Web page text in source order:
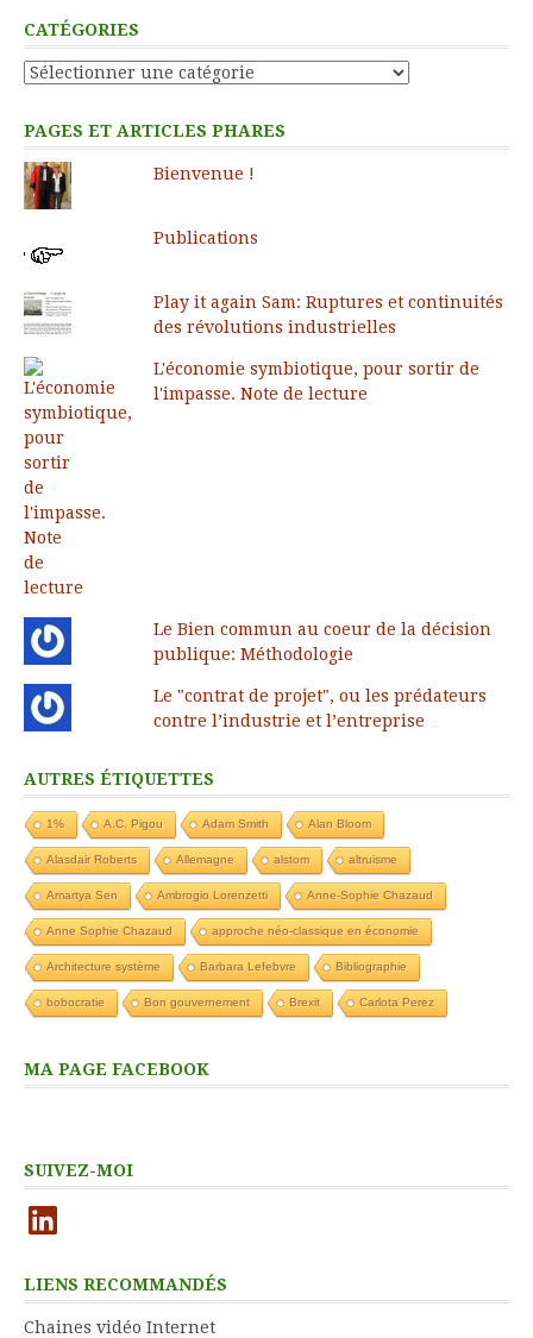
CATÉGORIES
Catégories
PAGES ET ARTICLES PHARES
Bienvenue !
Publications
Play it again Sam: Ruptures et continuités
des révolutions industrielles
L'économie symbiotique, pour sortir de
l'impasse. Note de lecture
Le Bien commun au coeur de la décision
publique: Méthodologie
Le "contrat de projet", ou les prédateurs
contre l’industrie et l’entreprise
AUTRES ÉTIQUETTES
1% A.C. Pigou Adam Smith Alan Bloom
Alasdair Roberts Allemagne alstom altruisme
Amartya Sen Ambrogio Lorenzetti Anne-Sophie Chazaud
Anne Sophie Chazaud approche néo-classique en économie
Architecture système Barbara Lefebvre Bibliographie
bobocratie Bon gouvernement Brexit Carlota Perez
MA PAGE FACEBOOK
SUIVEZ-MOI
LinkedIn
LIENS RECOMMANDÉS
Chaines vidéo Internet